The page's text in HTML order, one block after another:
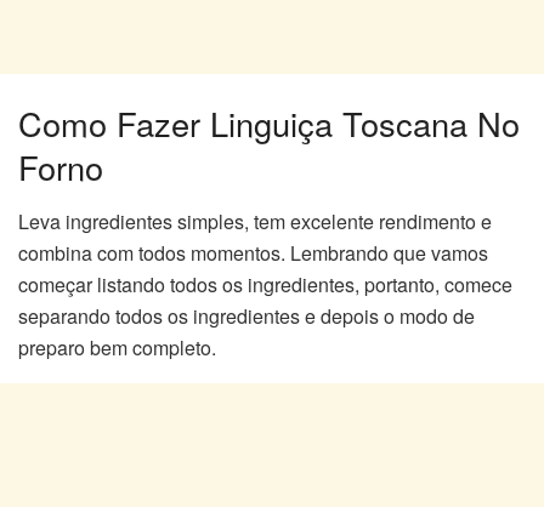
Como Fazer Linguiça Toscana No
Forno
Leva ingredientes simples, tem excelente rendimento e
combina com todos momentos. Lembrando que vamos
começar listando todos os ingredientes, portanto, comece
separando todos os ingredientes e depois o modo de
preparo bem completo.